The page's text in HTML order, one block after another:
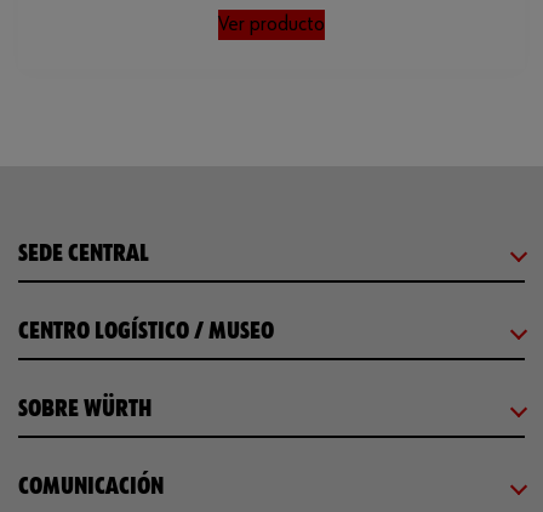
Ver producto
SEDE CENTRAL
CENTRO LOGÍSTICO / MUSEO
SOBRE WÜRTH
COMUNICACIÓN